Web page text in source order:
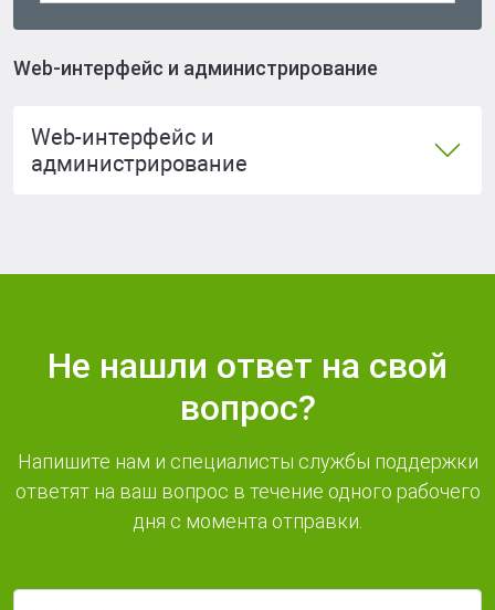
Web-интерфейс и администрирование
Web-интерфейс и
администрирование
Не нашли ответ на свой
вопрос?
Напишите нам и специалисты службы поддержки
ответят на ваш вопрос в течение одного рабочего
дня с момента отправки.